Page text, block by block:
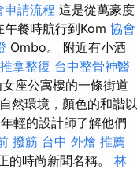
申請流程 這是從萬豪度
餐時航行到Kom 協會
Ombo。 附近有小酒
拿整復 台中整骨神醫
座公寓樓的一條街道
自然環境，顏色的和諧以
輕的設計師了解他們
撥筋 台中 外燴 推薦
的時尚新聞名稱。 林